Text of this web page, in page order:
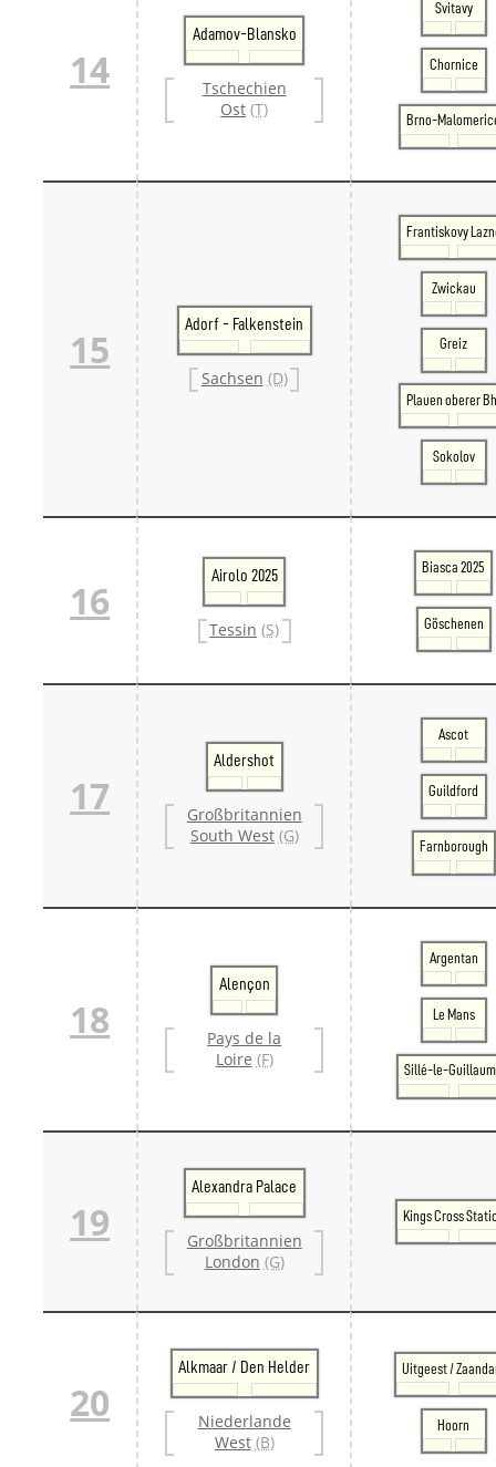
14
Adamov-Blansko
Tschechien
Ost (T)
Svitavy
Chornice
Brno-
15
Adorf - Falkenstein
Sachsen (D)
Frantiskovy
Zwickau
Greiz
Plauen oberer
Sokolov
16
Airolo 2025
Tessin (S)
Biasca 2025
Göschenen
17
Aldershot
Großbritannien
South West (G)
Ascot
Guildford
Farnborough
18
Alençon
Pays de la
Loire (F)
Argentan
Le Mans
Sillé-le-
19
Alexandra Palace
Großbritannien
London (G)
Kings Cross
20
Alkmaar / Den Helder
Niederlande
West (B)
Uitgeest /
Hoorn